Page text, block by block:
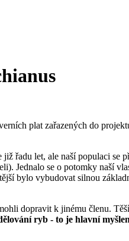
plat zařazených do
řadu let, ale naší populaci se
Jednalo se o potomky naší
bylo vybudovat silnou
dopravit k jinému členu.
ryb - to je hlavní